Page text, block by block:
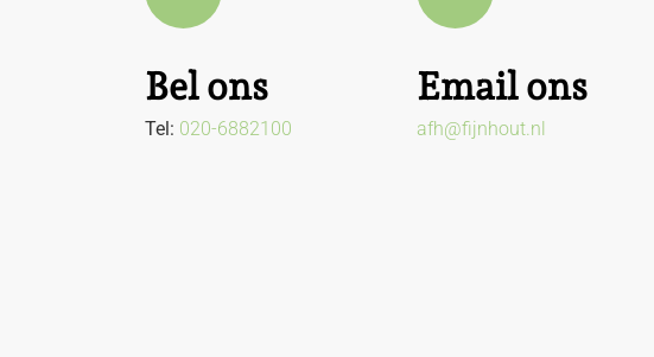
Bel ons
Tel: 020-6882100
Email ons
afh@fijnhout.nl